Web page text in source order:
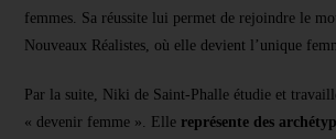
femmes. Sa réussite lui permet de rejoindre le
Nouveaux Réalistes, où elle devient l’unique
Par la suite, Niki de Saint-Phalle étudie et
« devenir femme ». Elle représente des